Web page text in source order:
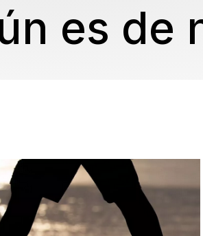
es de